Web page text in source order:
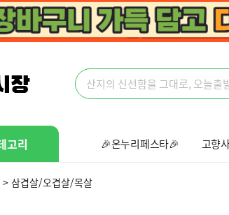
고리
선착순 핫딜
🎉온누리페스타🎉 고향
삼겹살/오겹살/목살